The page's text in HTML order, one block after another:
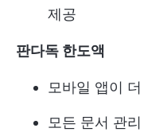
제공
판다독 한도액
모바일 앱이
모든 문서 관